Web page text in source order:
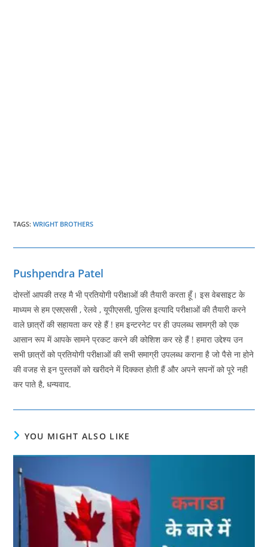
TAGS:WRIGHT BROTHERS
Pushpendra Patel
दोस्तों आपकी तरह मै भी प्रतियोगी परीक्षाओं की तैयारी करता हूँ। इस वेबसाइट के
माध्यम से हम एसएससी , रेलवे , यूपीएससी, पुलिस इत्यादि परीक्षाओं की तैयारी करने
वाले छात्रों की सहायता कर रहे हैं ! हम इन्टरनेट पर ही उपलब्ध सामग्री को एक
आसान रूप में आपके सामने प्रकट करने की कोशिश कर रहे हैं ! हमारा उद्देश्य उन
सभी छात्रों को प्रतियोगी परीक्षाओं की सभी समाग्री उपलब्ध कराना है जो पैसे ना होने
की वजह से इन पुस्तकों को खरीदने में दिक्कत होती हैं और अपने सपनों को पूरे नही
कर पाते है, धन्यवाद.
YOU MIGHT ALSO LIKE